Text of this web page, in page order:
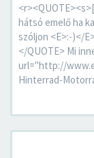
hátsó emelő ha
szóljon <E>:-)</
</QUOTE> Mi
url="http://
Hinterrad-